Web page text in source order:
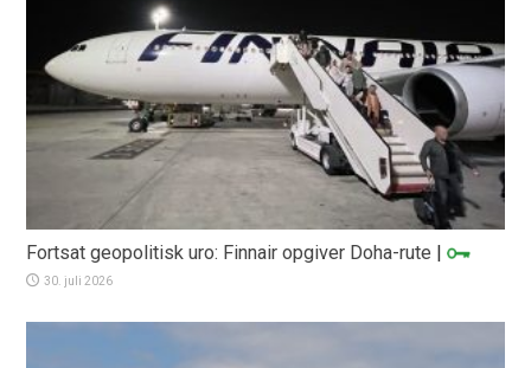
Fortsat geopolitisk uro: Finnair opgiver Doha-rute |
30. juli 2026